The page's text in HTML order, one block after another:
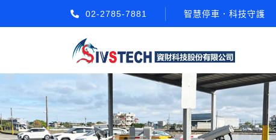
02-2785-7881 智慧停車．科技守護